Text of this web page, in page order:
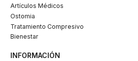
Artículos Médicos
Ostomia
Tratamiento Compresivo
Bienestar
INFORMACIÓN